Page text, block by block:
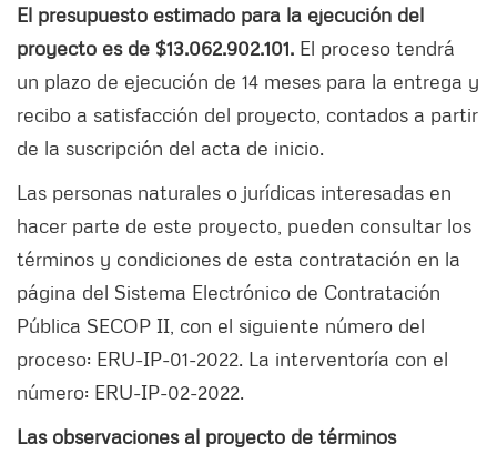
El presupuesto estimado para la ejecución del
proyecto es de $13.062.902.101. El proceso tendrá
un plazo de ejecución de 14 meses para la entrega y
recibo a satisfacción del proyecto, contados a partir
de la suscripción del acta de inicio.
Las personas naturales o jurídicas interesadas en
hacer parte de este proyecto, pueden consultar los
términos y condiciones de esta contratación en la
página del Sistema Electrónico de Contratación
Pública SECOP II, con el siguiente número del
proceso: ERU-IP-01-2022. La interventoría con el
número: ERU-IP-02-2022.
Las observaciones al proyecto de términos